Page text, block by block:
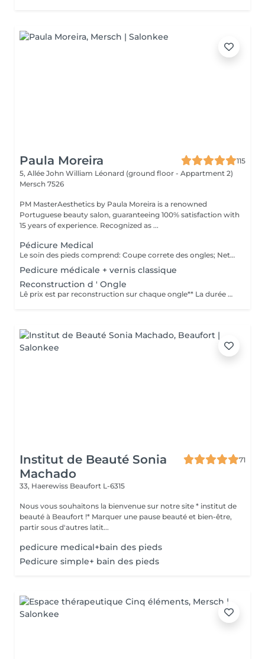
Paula Moreira
115
5, Allée John William Léonard (ground floor - Appartment 2)
Mersch 7526
PM MasterAesthetics by Paula Moreira is a renowned
Portuguese beauty salon, guaranteeing 100% satisfaction with
15 years of experience. Recognized as ...
Pédicure Medical
Le soin des pieds comprend: Coupe correte des ongles; Nettoyage complet des ongles; Élimination des callosités; Ongles incarnés; Nettoyage du canal de l'ongle (onychophose); Traitement des champignons; Kératose excessive sur les talons; Peeling médicamenteux; Bain à l'eucalyptus; Pansements (si nécessaire); Crème hydratante
Pedicure médicale + vernis classique
Reconstruction d ' Ongle
Lê prix est par reconstruction sur chaque ongle** La durée du soin est donnée à titre indicatif. Chaque prise en charge débute par une évaluation personnalisée réalisée par notre spécialiste.
Institut de Beauté Sonia
Machado
71
33, Haerewiss Beaufort L-6315
Nous vous souhaitons la bienvenue sur notre site * institut de
beauté à Beaufort !* Marquer une pause beauté et bien-être,
partir sous d'autres latit...
pedicure medical+bain des pieds
Pedicure simple+ bain des pieds